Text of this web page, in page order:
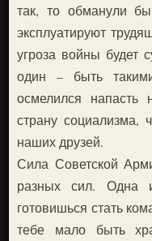
так, то обманули
эксплуатируют
угроза войны будет
один – быть
осмелился
страну социализма,
наших друзей.
Сила Советской
разных сил. Одна
готовишься стать
тебе мало быть